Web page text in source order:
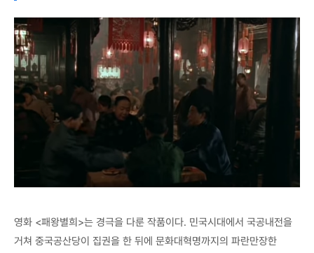
영화 <패왕별희>는 경극을 다룬 작품이다. 민국시대에서 국공내전을
거쳐 중국공산당이 집권을 한 뒤에 문화대혁명까지의 파란만장한